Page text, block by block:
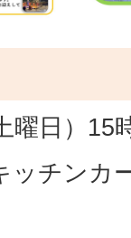
曜日）15
ッチンカ